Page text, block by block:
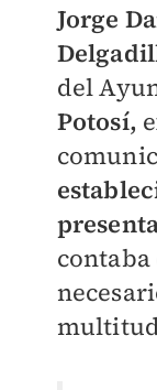
Jorge
del
Potosí,